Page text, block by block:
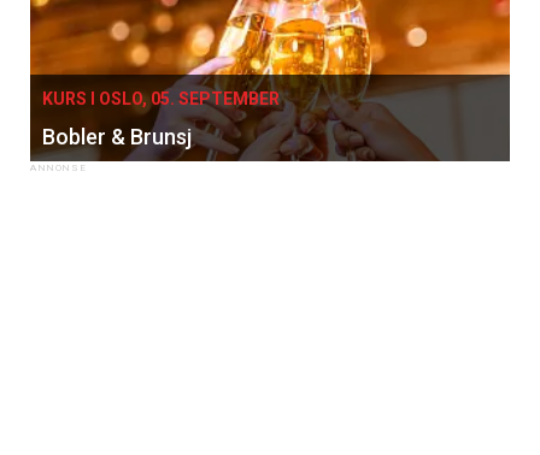
KURS I OSLO, 05. SEPTEMBER
Bobler & Brunsj